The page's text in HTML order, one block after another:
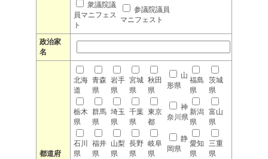
衆議院議
員マニフェス
ト
参議院議員
マニフェスト
政治家
名
都道府
北海
道
青森
県
岩手
県
宮城
県
秋田
県
山
形県
福島
県
茨城
県
栃木
県
群馬
県
埼玉
県
千葉
県
東京
都
神
奈川県
新潟
県
富山
県
石川
県
福井
県
山梨
県
長野
県
岐阜
県
静
岡県
愛知
県
三重
県